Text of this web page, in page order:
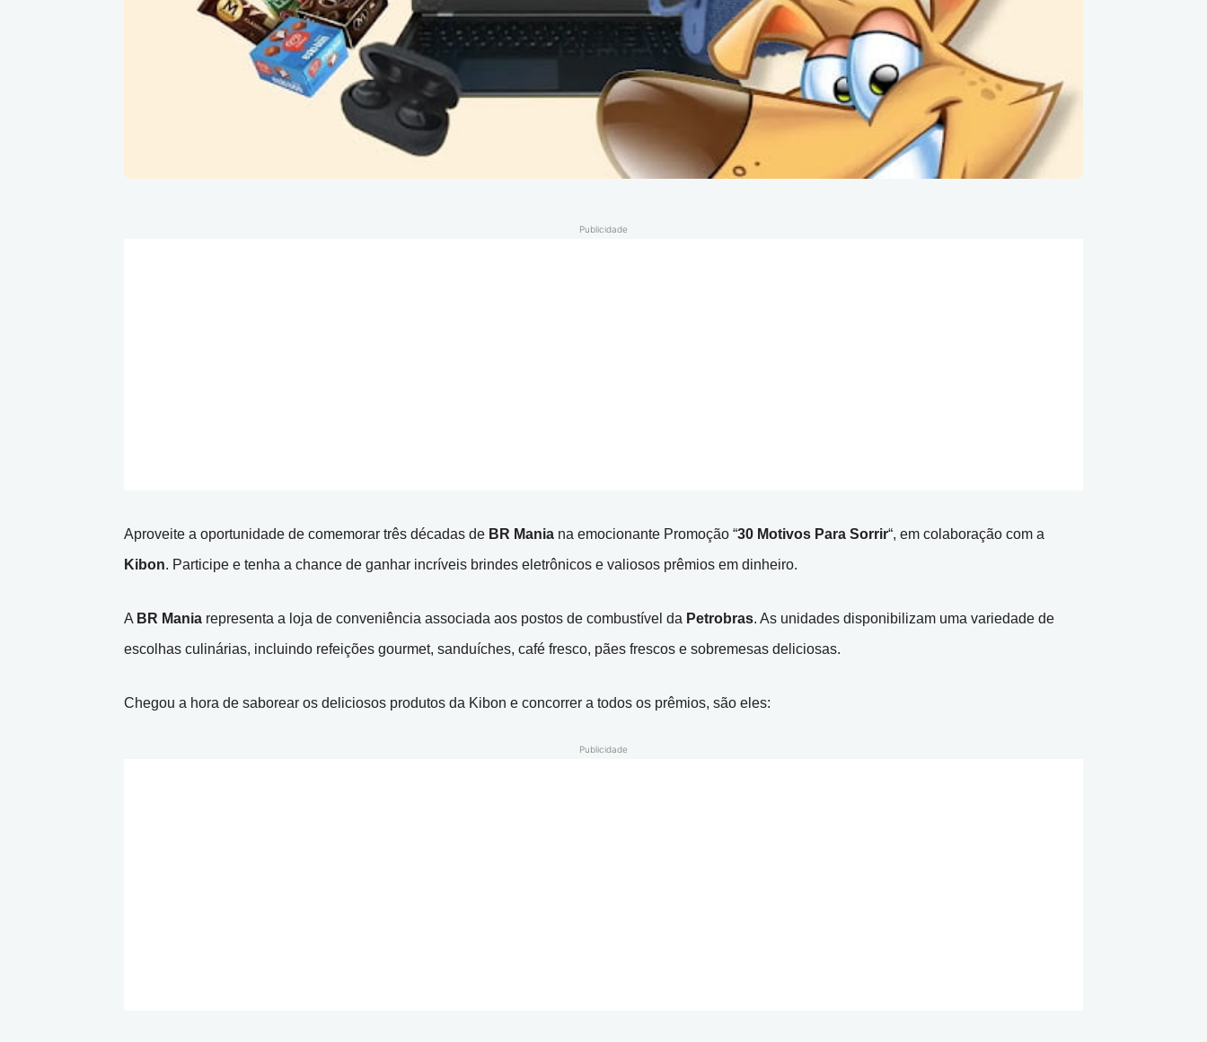
Publicidade
Aproveite a oportunidade de comemorar três décadas de BR Mania na emocionante Promoção “30 Motivos Para Sorrir“, em colaboração com a
Kibon. Participe e tenha a chance de ganhar incríveis brindes eletrônicos e valiosos prêmios em dinheiro.
A BR Mania representa a loja de conveniência associada aos postos de combustível da Petrobras. As unidades disponibilizam uma variedade de
escolhas culinárias, incluindo refeições gourmet, sanduíches, café fresco, pães frescos e sobremesas deliciosas.
Chegou a hora de saborear os deliciosos produtos da Kibon e concorrer a todos os prêmios, são eles:
Publicidade